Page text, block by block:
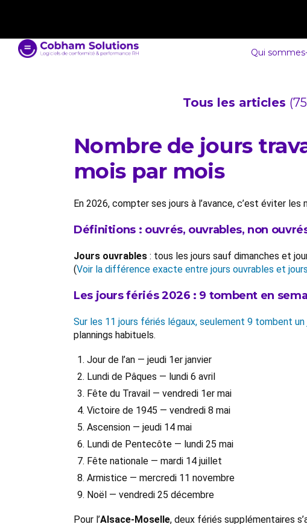
Qui
Tous les articles
Nombre de jours
mois par mois
En 2026, compter ses jours à l’avance, c’est éviter
Définitions : ouvrés, ouvrables, non
Jours ouvrables : tous les jours sauf dimanches et
(Voir la différence exacte entre jours ouvrables et
Les jours fériés 2026 : 9 tombent en
Sur les 11 jours fériés légaux, seulement 9 tombent
plannings habituels.
Jour de l’an — jeudi 1er janvier
Lundi de Pâques — lundi 6 avril
Fête du Travail — vendredi 1er mai
Victoire de 1945 — vendredi 8 mai
Ascension — jeudi 14 mai
Lundi de Pentecôte — lundi 25 mai
Fête nationale — mardi 14 juillet
Armistice — mercredi 11 novembre
Noël — vendredi 25 décembre
Pour l’Alsace-Moselle, deux fériés supplémentaires